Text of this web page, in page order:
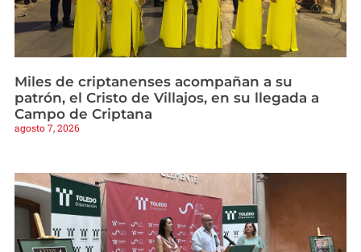
Miles de criptanenses acompañan a su
patrón, el Cristo de Villajos, en su llegada a
Campo de Criptana
agosto 7, 2026